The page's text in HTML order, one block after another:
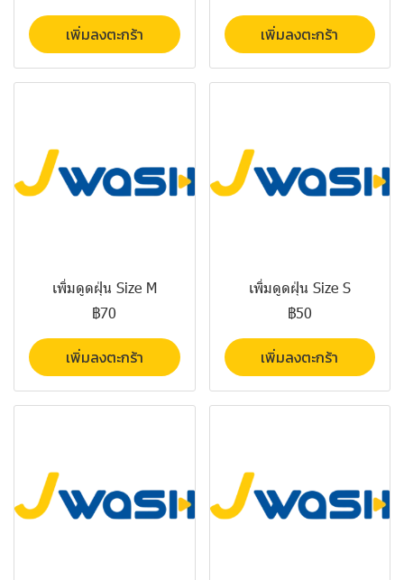
เพิ่มลงตะกร้า เพิ่มลงตะกร้า
เพิ่มดูดฝุ่น Size M
฿70
เพิ่มลงตะกร้า
เพิ่มดูดฝุ่น Size S
฿50
เพิ่มลงตะกร้า